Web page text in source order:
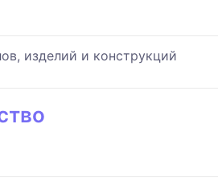
изделий и конструкций